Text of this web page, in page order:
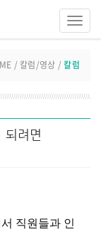
/ 칼럼/영상 /칼럼
되려면
직원들과 인